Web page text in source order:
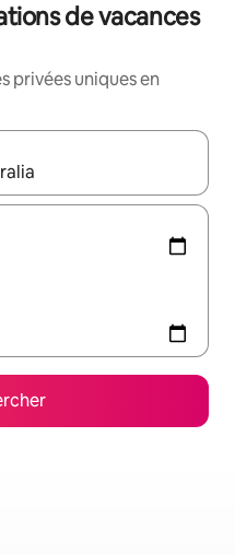
de vacances
privées uniques en
utilisez les flèches vers le